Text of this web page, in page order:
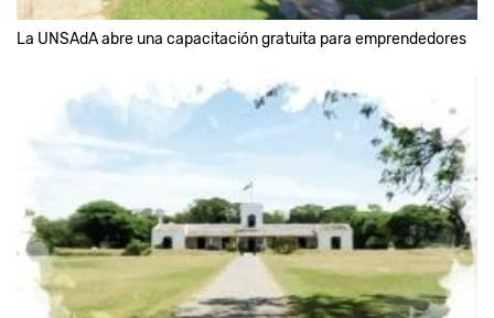
La UNSAdA abre una capacitación gratuita para emprendedores